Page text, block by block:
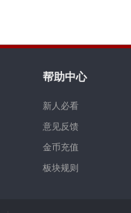
帮助中心
新人必看
意见反馈
金币充值
板块规则